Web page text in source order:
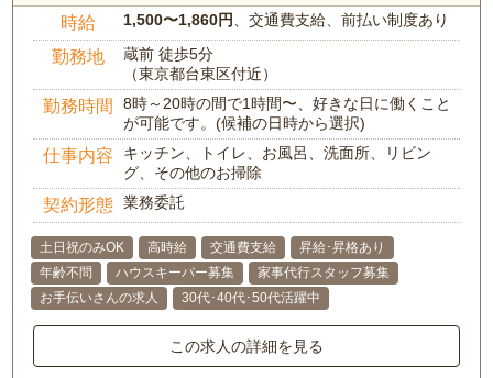
時給 1,500〜1,860円、交通費支給、前払い制度あり
勤務地
蔵前 徒歩5分
（東京都台東区付近）
勤務時間
8時～20時の間で1時間〜、好きな日に働くこと
が可能です。(候補の日時から選択)
仕事内容
キッチン、トイレ、お風呂、洗面所、リビン
グ、その他のお掃除
契約形態 業務委託
土日祝のみOK 高時給 交通費支給
昇給･昇格あり
年齢不問
ハウスキーパー募集
家事代行スタッフ募集
お手伝いさんの求人
30代･40代･50代活躍中
この求人の詳細を見る